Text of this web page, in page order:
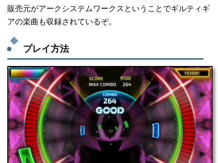
販売元がアークシステムワークスということでギルティギ
アの楽曲も収録されているぞ。
プレイ方法